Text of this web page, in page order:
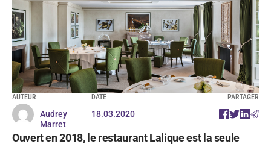
AUTEUR
Audrey
Marret
DATE
18.03.2020
PARTAGER
Ouvert en 2018, le restaurant Lalique est la seule